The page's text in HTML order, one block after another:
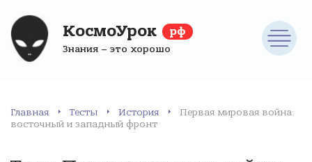
КосмоУрок рф
Знания – это хорошо
Главная Тесты История
Первая мировая война:
восточный и западный фронт